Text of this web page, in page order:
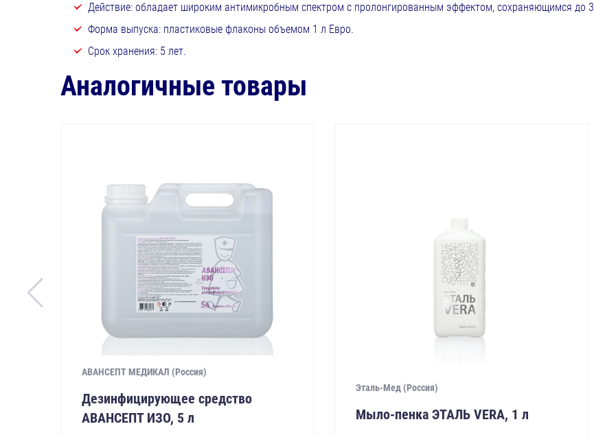
Действие: обладает широким антимикробным спектром с пролонгированным эффектом, сохраняющимся до
Форма выпуска: пластиковые флаконы объемом 1 л Евро.
Срок хранения: 5 лет.
Аналогичные товары
АВАНСЕПТ МЕДИКАЛ (Россия)
Дезинфицирующее средство
АВАНСЕПТ ИЗО, 5 л
Эталь-Мед (Россия)
Мыло-пенка ЭТАЛЬ VERA, 1 л